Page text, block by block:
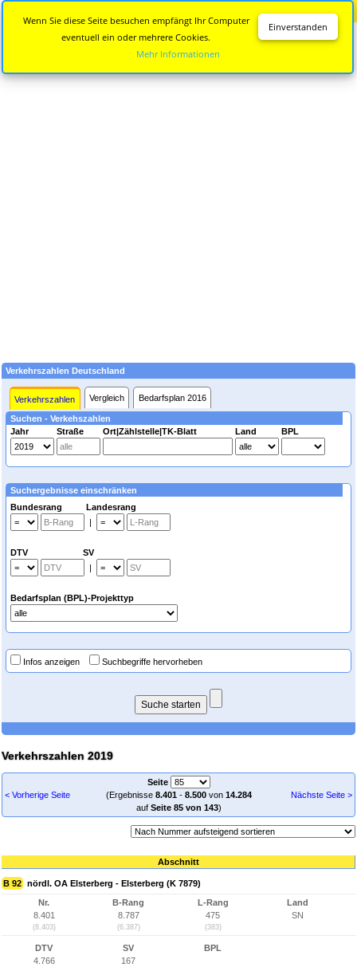
Verkehrszahlen Deutschland
Verkehrszahlen Vergleich Bedarfsplan 2016
Suchen - Verkehszahlen
Jahr
Straße Ort|Zählstelle|TK-Blatt Land BPL
Suchergebnisse einschränken
Bundesrang Landesrang
|
DTV SV
|
Bedarfsplan (BPL)-Projekttyp
Infos anzeigen Suchbegriffe hervorheben
Verkehrszahlen 2019
< Vorherige Seite
Seite
(Ergebnisse 8.401- 8.500von 14.284
auf Seite 85 von 143)
Nächste Seite >
Abschnitt
B 92 nördl. OA Elsterberg - Elsterberg (K 7879)
Nr.
8.401
(8.403)
B-Rang
8.787
(6.387)
L-Rang
475
(383)
Land
SN
DTV
4.766
SV
167
BPL
Einverstanden
Wenn Sie diese Seite besuchen empfängt Ihr Computer
eventuell ein oder mehrere Cookies.
Mehr Informationen